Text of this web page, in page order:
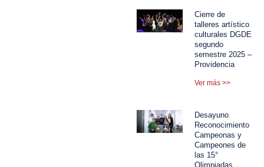
Cierre de
talleres artístico
culturales DGDE
segundo
semestre 2025 –
Providencia
Ver más >>
Desayuno
Reconocimiento
Campeonas y
Campeones de
las 15°
Olimpiadas